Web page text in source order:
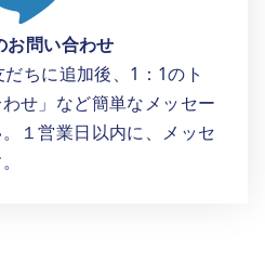
お問い合わせ
ちに追加後、1：1のト
せ」など簡単なメッセー
１営業日以内に、メッセ